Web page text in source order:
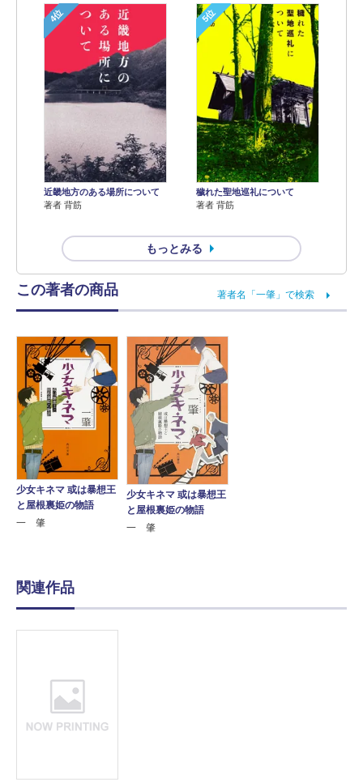
4位
近畿地方のある場所について
著者 背筋
5位
穢れた聖地巡礼について
著者 背筋
もっとみる
この著者の商品 著者名「一肇」で検索
少女キネマ 或は暴想王
と屋根裏姫の物語
一 肇
少女キネマ 或は暴想王
と屋根裏姫の物語
一 肇
関連作品